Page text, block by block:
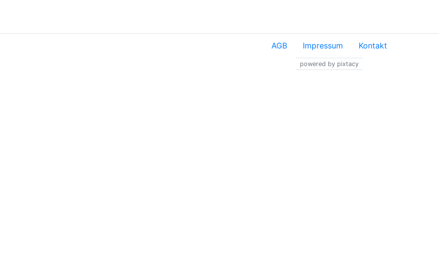
AGB Impressum Kontakt
powered by pixtacy